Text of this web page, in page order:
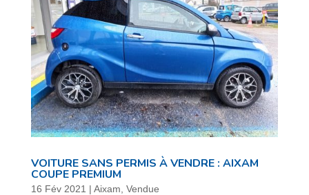
VOITURE SANS PERMIS À VENDRE : AIXAM
COUPE PREMIUM
16 Fév 2021 | Aixam Vendue